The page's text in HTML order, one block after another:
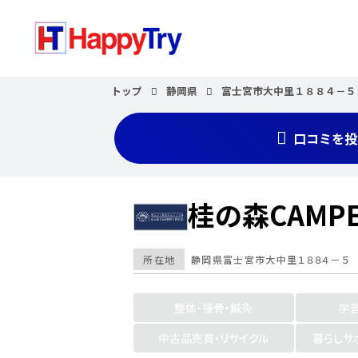
トップ 静岡県 富士宮市大中里１８８４－５
口コミを
桂の森
所在地 静岡県富士宮市大中里１８８４－５
整体・接骨・鍼灸
学
中古品売買・リサイクル
暮らしサ